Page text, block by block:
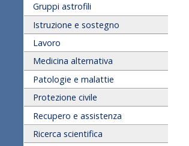
Gruppi astrofili
Istruzione e sostegno
Lavoro
Medicina alternativa
Patologie e malattie
Protezione civile
Recupero e assistenza
Ricerca scientifica